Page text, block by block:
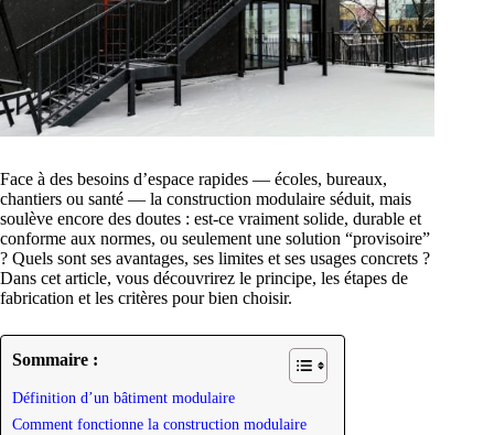
Face à des besoins d’espace rapides — écoles, bureaux,
chantiers ou santé — la construction modulaire séduit, mais
soulève encore des doutes : est-ce vraiment solide, durable et
conforme aux normes, ou seulement une solution “provisoire”
? Quels sont ses avantages, ses limites et ses usages concrets ?
Dans cet article, vous découvrirez le principe, les étapes de
fabrication et les critères pour bien choisir.
Sommaire :
Définition d’un bâtiment modulaire
Comment fonctionne la construction modulaire